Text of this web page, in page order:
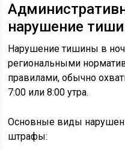
нарушение
Нарушение тишины в
региональными
правилами, обычно
7:00 или 8:00 утра.
Основные виды
штрафы: